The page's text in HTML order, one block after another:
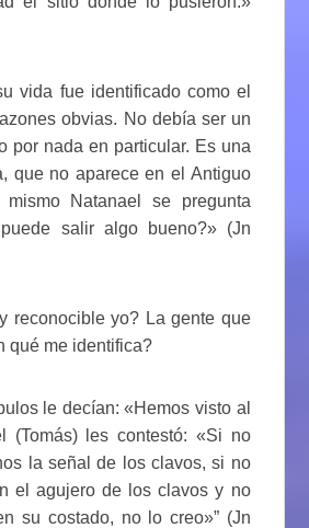
vida fue identificado como el
obvias. No debía ser un
por nada en particular. Es una
que no aparece en el Antiguo
mismo Natanael se pregunta
salir algo bueno?» (Jn
reconocible yo? La gente que
qué me identifica?
le decían: «Hemos visto al
(Tomás) les contestó: «Si no
la señal de los clavos, si no
el agujero de los clavos y no
su costado, no lo creo»” (Jn